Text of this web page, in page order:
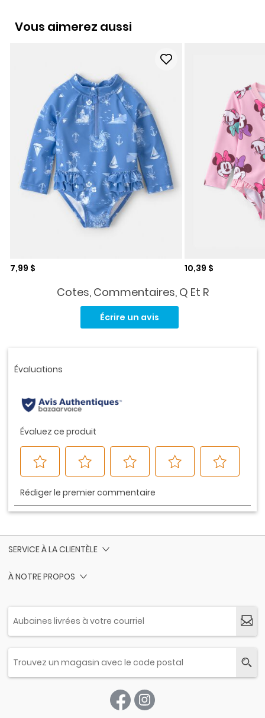
Vous aimerez aussi
Prix de solde
7,99 $ Prix de solde
10,39 $
Cotes, Commentaires, Q Et R
la
Écrire un avis
SERVICE À LA CLIENTÈLE
À NOTRE PROPOS